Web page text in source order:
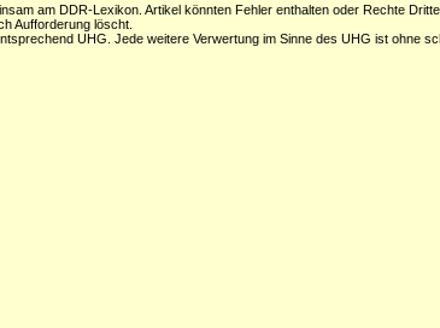
am DDR-Lexikon. Artikel könnten Fehler enthalten oder Rechte
Aufforderung löscht.
UHG. Jede weitere Verwertung im Sinne des UHG ist ohne